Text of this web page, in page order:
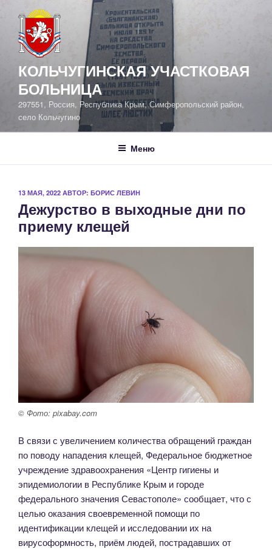
содержимому
КОЛЬЧУГИНСКАЯ УЧАСТКОВАЯ
БОЛЬНИЦА
297551, Россия, Республика Крым, Симферопольский район,
село Кольчугино
Меню
ОПУБЛИКОВАНО
13 МАЯ, 2022 АВТОР: БОРИС ЛЕВИН
Дежурство в выходные дни по
приему клещей
© Фото: pixabay.com
В связи с увеличением количества обращений граждан
по поводу нападения клещей, Федеральное бюджетное
учреждение здравоохранения «Центр гигиены и
эпидемиологии в Республике Крым и городе
федерального значения Севастополе» сообщает, что с
целью оказания своевременной помощи по
идентификации клещей и исследовании их на
вирусоформность, приём людей, пострадавших от